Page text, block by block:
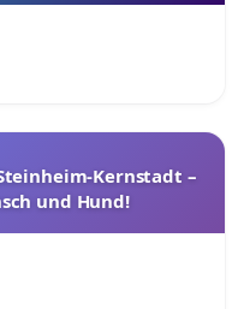
Kernstadt –
und Hund!